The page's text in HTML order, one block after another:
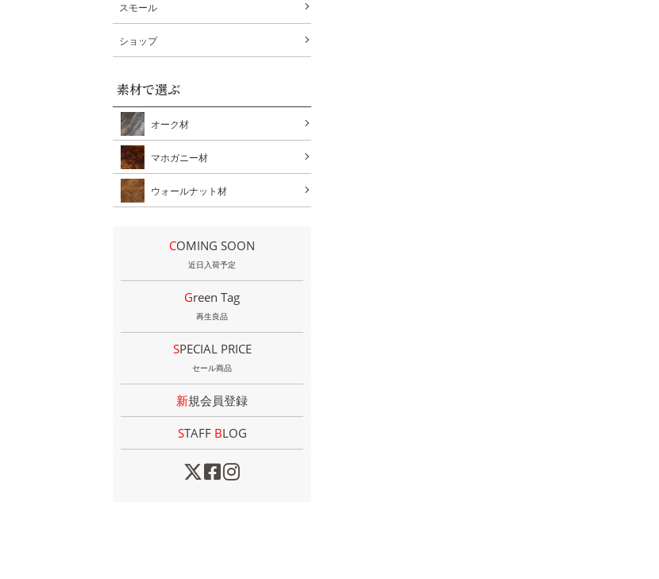
スモール
ショップ
素材で選ぶ
オーク材
マホガニー材
ウォールナット材
COMING SOON
近日入荷予定
Green Tag
再生良品
SPECIAL PRICE
セール商品
新規会員登録
STAFF BLOG